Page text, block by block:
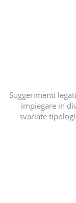
Suggerimenti
impiegare in
svariate